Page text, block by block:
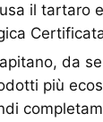
il tartaro
da
più